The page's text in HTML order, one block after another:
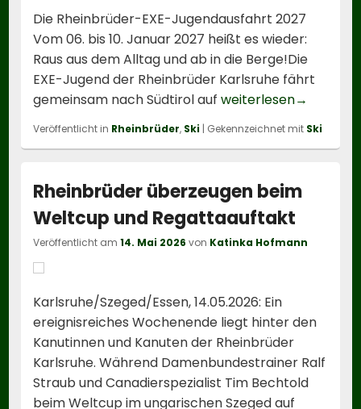
Die Rheinbrüder-EXE-Jugendausfahrt 2027
Vom 06. bis 10. Januar 2027 heißt es wieder:
Raus aus dem Alltag und ab in die Berge!Die
EXE-Jugend der Rheinbrüder Karlsruhe fährt
gemeinsam nach Südtirol aufweiterlesenEx(e)it to
→
Veröffentlicht in Rheinbrüder, Ski | Gekennzeichnet mit Ski
Rheinbrüder überzeugen beim
Weltcup und Regattaauftakt
Veröffentlicht am14. Mai 2026 von Katinka Hofmann
Karlsruhe/Szeged/Essen, 14.05.2026: Ein
ereignisreiches Wochenende liegt hinter den
Kanutinnen und Kanuten der Rheinbrüder
Karlsruhe. Während Damenbundestrainer Ralf
Straub und Canadierspezialist Tim Bechtold
beim Weltcup im ungarischen Szeged auf